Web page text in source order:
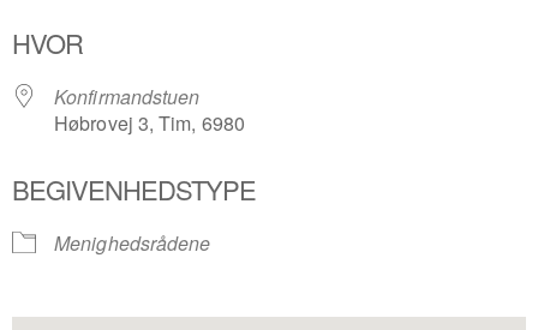
HVOR
Konfirmandstuen
Høbrovej 3, Tim, 6980
BEGIVENHEDSTYPE
Menighedsrådene